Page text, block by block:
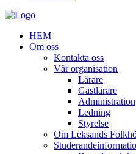
HEM
Om oss
Kontakta oss
Vår organisation
Lärare
Gästlärare
Administration
Ledning
Styrelse
Om Leksands